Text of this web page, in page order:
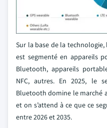
Sur la base de la
est segmenté en appareils
Bluetooth, appareils
NFC, autres. En 2025, le
Bluetooth domine le marché
et on s’attend à ce que ce
entre 2026 et 2035.